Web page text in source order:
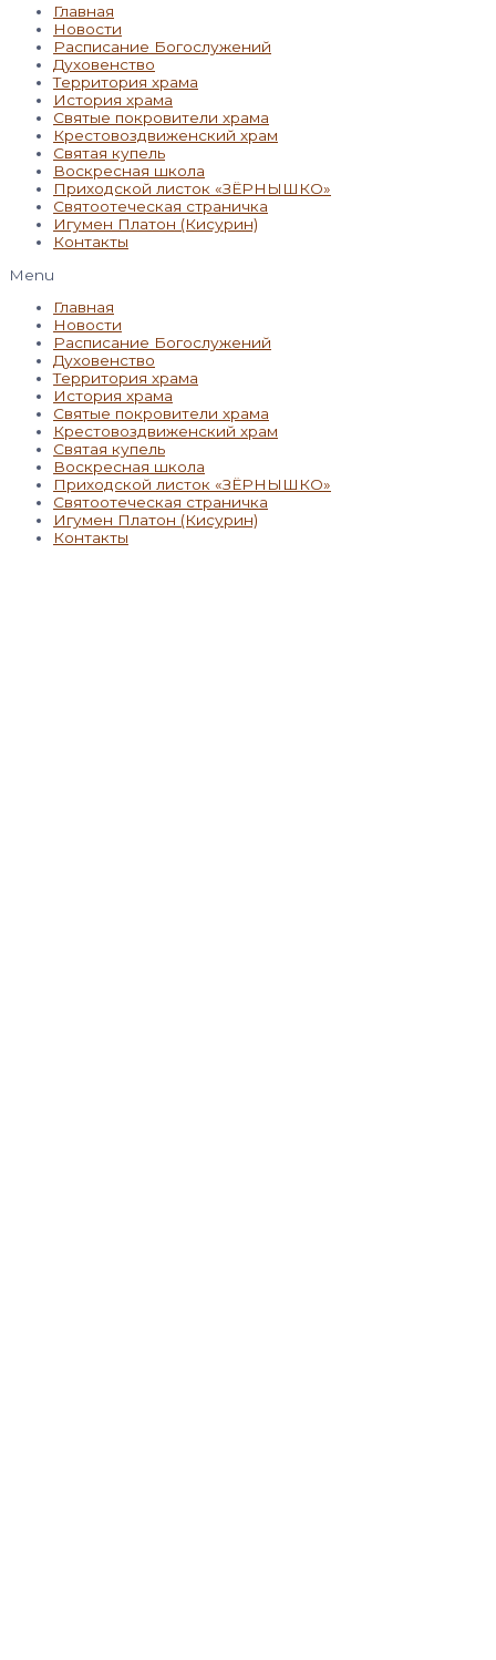
Главная
Новости
Расписание Богослужений
Духовенство
Территория храма
История храма
Святые покровители храма
Крестовоздвиженский храм
Святая купель
Воскресная школа
Приходской листок «ЗЁРНЫШКО»
Святоотеческая страничка
Игумен Платон (Кисурин)
Контакты
Menu
Главная
Новости
Расписание Богослужений
Духовенство
Территория храма
История храма
Святые покровители храма
Крестовоздвиженский храм
Святая купель
Воскресная школа
Приходской листок «ЗЁРНЫШКО»
Святоотеческая страничка
Игумен Платон (Кисурин)
Контакты